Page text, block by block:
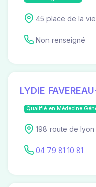
45 place de la
Non renseigné
LYDIE
Qualifié en Médecine
198 route de lyon
04 79 81 10 81